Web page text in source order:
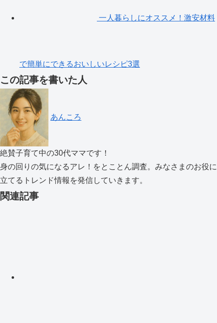
一人暮らしにオススメ！激安材料
で簡単にできるおいしいレシピ3選
この記事を書いた人
あんころ
絶賛子育て中の30代ママです！
身の回りの気になるアレ！をとことん調査。みなさまのお役に
立てるトレンド情報を発信していきます。
関連記事